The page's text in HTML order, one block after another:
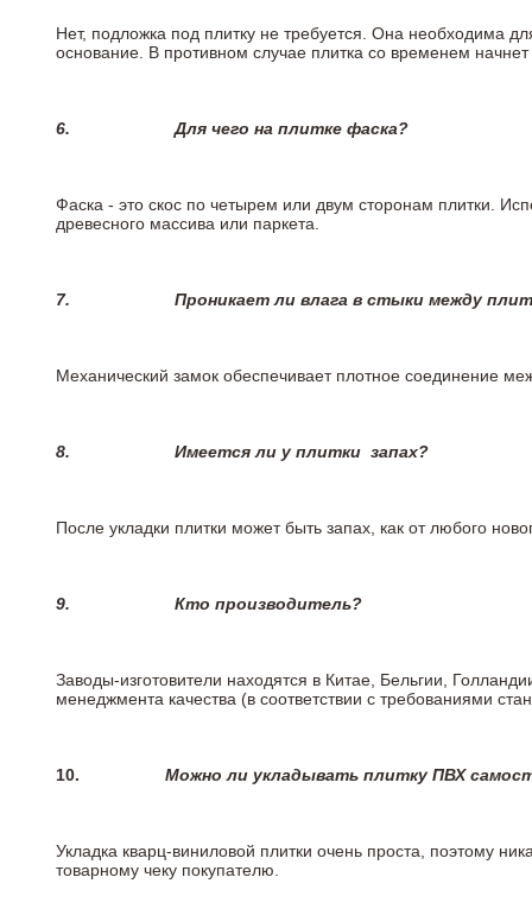
Нет, подложка под плитку не требуется. Она необходима
основание. В противном случае плитка со временем
6.Для чего на плитке фаска?
Фаска - это скос по четырем или двум сторонам плитки.
древесного массива или паркета.
7. Проникает ли влага в стыки между
Механический замок обеспечивает плотное соединение
8. Имеется ли у плитки запах?
После укладки плитки может быть запах, как от любого
9. Кто производитель?
Заводы-изготовители находятся в Китае, Бельгии,
менеджмента качества (в соответствии с требованиями
10. Можно ли укладывать плитку ПВХ
Укладка кварц-виниловой плитки очень проста, поэтому
товарному чеку покупателю.